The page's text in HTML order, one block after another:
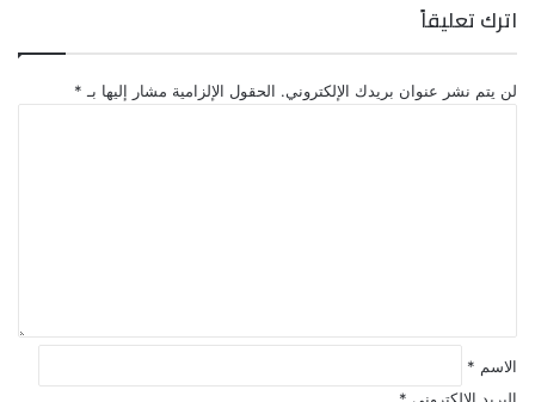
اترك تعليقاً
لن يتم نشر عنوان بريدك الإلكتروني. الحقول الإلزامية مشار إليها بـ *
الاسم *